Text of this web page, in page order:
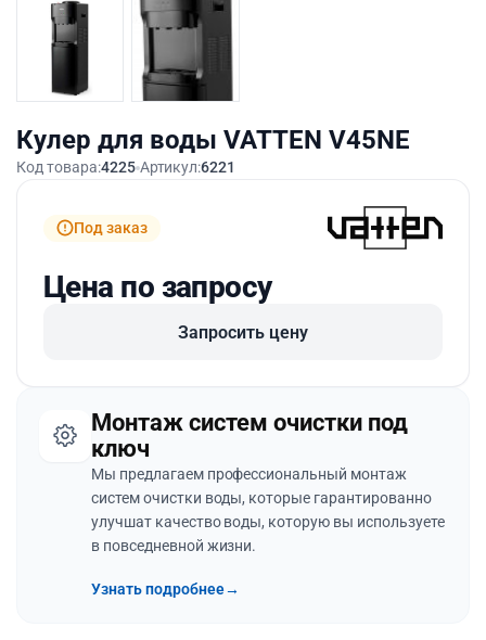
Кулер для воды VATTEN V45NE
Код товара:4225 Артикул:6221
Под заказ
Цена по запросу
Запросить цену
Монтаж систем очистки под
ключ
Мы предлагаем профессиональный монтаж
систем очистки воды, которые гарантированно
улучшат качество воды, которую вы используете
в повседневной жизни.
Узнать подробнее→